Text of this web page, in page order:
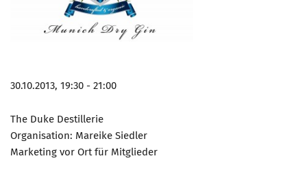
30.10.2013, 19:30 - 21:00
The Duke Destillerie
Organisation: Mareike Siedler
Marketing vor Ort für Mitglieder